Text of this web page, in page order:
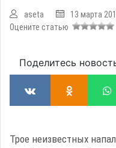
aseta 13 марта
Оцените статью
Поделитесь
Трое неизвестных